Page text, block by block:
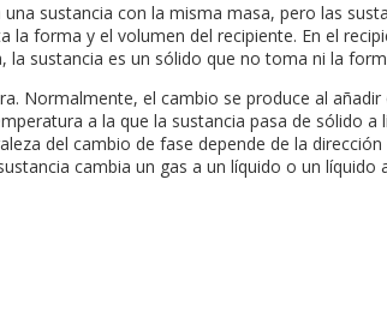
sustancia con la misma masa, pero las
forma y el volumen del recipiente. En el
sustancia es un sólido que no toma ni la
Normalmente, el cambio se produce al
a la que la sustancia pasa de sólido
del cambio de fase depende de la
cambia un gas a un líquido o un líquido